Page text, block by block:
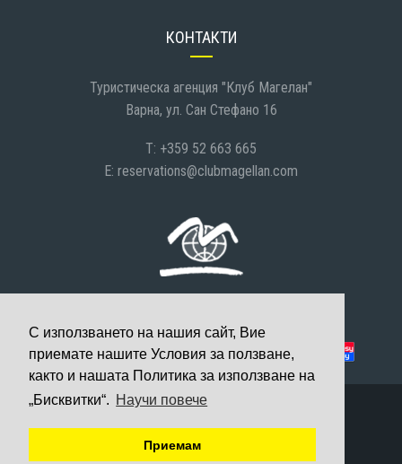
С използването на нашия сайт, Вие
приемате нашите Условия за ползване,
както и нашата Политика за използване на
„Бисквитки“. Научи повече
Приемам
КОНТАКТИ
Туристическа агенция "Клуб Магелан"
Варна, ул. Сан Стефано 16
T: +359 52 663 665
E: reservations@clubmagellan.com
Можете да платите с:
© 2008-2026 Клуб Магелан, Всички права запазени